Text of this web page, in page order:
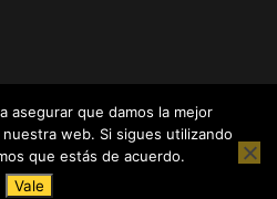
- Colombia
|Política de Cookies
asegurar que damos la mejor
web. Si sigues utilizando
que estás de acuerdo.
Vale